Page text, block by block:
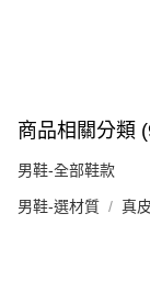
商品相關分類
男鞋-全部鞋款
男鞋-選材質 真皮